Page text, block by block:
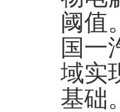
阈值
国一
域实
基础。